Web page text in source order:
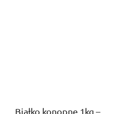
Białko konopne 1kg –